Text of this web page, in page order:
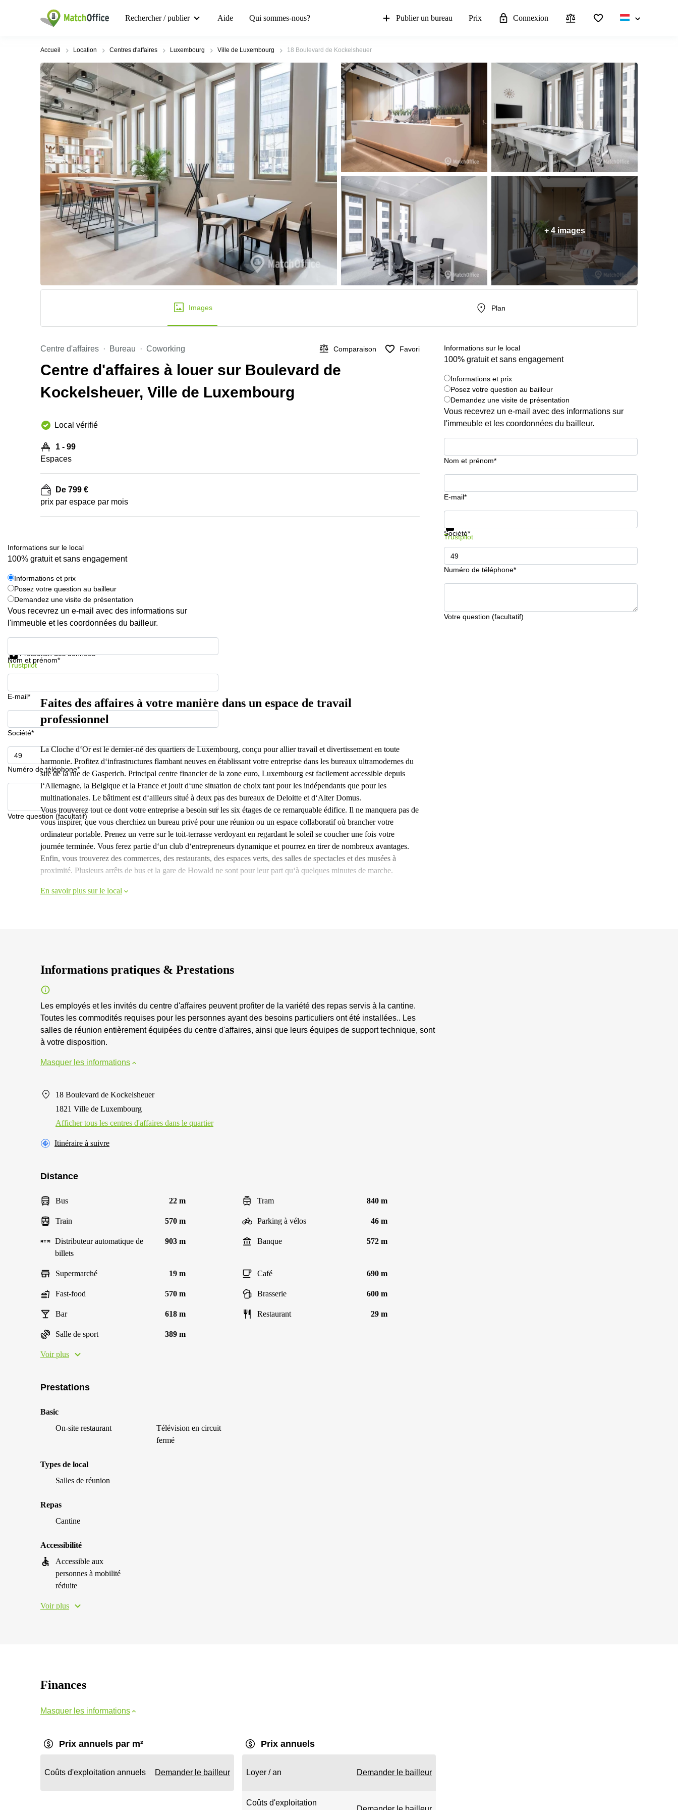
Rechercher / publier Aide Qui sommes-nous? Publier un bureau Prix Connexion
Accueil Location Centres d'affaires Luxembourg Ville de Luxembourg 18 Boulevard de Kockelsheuer
+ 4 images
Images Plan
Centre d'affaires Bureau Coworking Comparaison Favori
Centre d'affaires à louer sur Boulevard de
Kockelsheuer, Ville de Luxembourg
Local vérifié
1 - 99
Espaces
De 799 €
prix par espace par mois
Informations sur le local
100% gratuit et sans engagement
Informations et prix
Posez votre question au bailleur
Demandez une visite de présentation
Vous recevrez un e-mail avec des informations sur
l'immeuble et les coordonnées du bailleur.
Nom et prénom*
E-mail*
Société*
Numéro de téléphone*
Votre question (facultatif)
Informations et prix
Trustpilot
Informations sur le local
100% gratuit et sans engagement
Informations et prix
Posez votre question au bailleur
Demandez une visite de présentation
Vous recevrez un e-mail avec des informations sur
l'immeuble et les coordonnées du bailleur.
Nom et prénom*
E-mail*
Société*
Numéro de téléphone*
Votre question (facultatif)
Protection des données
Trustpilot
Faites des affaires à votre manière dans un espace de travail
professionnel
La Cloche d‘Or est le dernier-né des quartiers de Luxembourg, conçu pour allier travail et divertissement en toute
harmonie. Profitez d‘infrastructures flambant neuves en établissant votre entreprise dans les bureaux ultramodernes du
site de la rue de Gasperich. Principal centre financier de la zone euro, Luxembourg est facilement accessible depuis
l‘Allemagne, la Belgique et la France et jouit d‘une situation de choix tant pour les indépendants que pour les
multinationales. Le bâtiment est d‘ailleurs situé à deux pas des bureaux de Deloitte et d‘Alter Domus.
Vous trouverez tout ce dont votre entreprise a besoin sur les six étages de ce remarquable édifice. Il ne manquera pas de
vous inspirer, que vous cherchiez un bureau privé pour une réunion ou un espace collaboratif où brancher votre
ordinateur portable. Prenez un verre sur le toit-terrasse verdoyant en regardant le soleil se coucher une fois votre
journée terminée. Vous ferez partie d‘un club d‘entrepreneurs dynamique et pourrez en tirer de nombreux avantages.
Enfin, vous trouverez des commerces, des restaurants, des espaces verts, des salles de spectacles et des musées à
proximité. Plusieurs arrêts de bus et la gare de Howald ne sont pour leur part qu‘à quelques minutes de marche.
En savoir plus sur le local
Informations pratiques & Prestations
Les employés et les invités du centre d'affaires peuvent profiter de la variété des repas servis à la cantine.
Toutes les commodités requises pour les personnes ayant des besoins particuliers ont été installées.. Les
salles de réunion entièrement équipées du centre d'affaires, ainsi que leurs équipes de support technique, sont
à votre disposition.
Masquer les informations
18 Boulevard de Kockelsheuer
1821 Ville de Luxembourg
Afficher tous les centres d'affaires dans le quartier
Itinéraire à suivre
Distance
Bus 22 m Tram 840 m
Train 570 m Parking à vélos 46 m
Distributeur automatique de
billets
903 m Banque 572 m
Supermarché 19 m Café 690 m
Fast-food 570 m Brasserie 600 m
Bar 618 m Restaurant 29 m
Salle de sport 389 m
Voir plus
Prestations
Basic
On-site restaurant
Télévision en circuit
fermé
Types de local
Salles de réunion
Repas
Cantine
Accessibilité
Accessible aux
personnes à mobilité
réduite
Voir plus
Finances
Masquer les informations
Prix annuels par m²
Coûts d'exploitation annuels Demander le bailleur
Prix annuels
Loyer / an Demander le bailleur
Coûts d'exploitation